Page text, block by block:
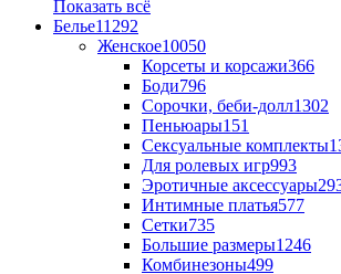
Показать всё
Белье11292
Женское10050
Корсеты и корсажи366
Боди796
Сорочки, беби-долл1302
Пеньюары151
Сексуальные комплекты
Для ролевых игр993
Эротичные аксессуары
Интимные платья577
Сетки735
Большие размеры1246
Комбинезоны499